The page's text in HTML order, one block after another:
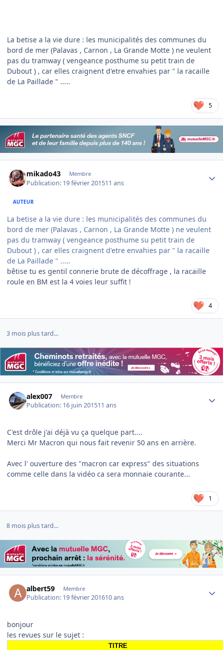
La betise a la vie dure : les municipalités des communes du
bord de mer (Palavas , Carnon , La Grande Motte ) ne veulent
pas du tramway ( vengeance posthume su petit train de
Dubout ) , car elles craignent d'etre envahies par " la racaille
de La Paillade " .....
5
mikado43 Membre
Publication: 19 février 201511 ans
AUTEUR
La betise a la vie dure : les municipalités des communes du
bord de mer (Palavas , Carnon , La Grande Motte ) ne veulent
pas du tramway ( vengeance posthume su petit train de
Dubout ) , car elles craignent d'etre envahies par " la racaille
de La Paillade " .....
bêtise tu es gentil connerie brute de décoffrage , la racaille
roule en BM est la 4 voies leur suffit !
4
3 mois plus tard...
alex007 Membre
Publication: 16 juin 201511 ans
C'est drôle j'ai déjà vu ça quelque part....
Merci Mr Macron qui nous fait revenir 50 ans en arrière.
Avec l' ouverture des "macron car express" des situations
comme celle dans la vidéo ca sera monnaie courante...
1
8 mois plus tard...
albert59 Membre
Publication: 19 février 201610 ans
bonjour
les revues sur le sujet :
TITRE